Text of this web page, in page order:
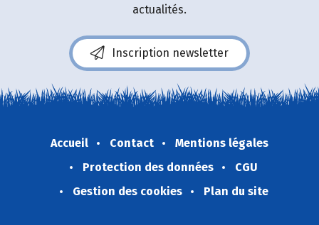
actualités.
Inscription newsletter
Accueil Contact
Mentions légales
Protection des données
CGU
Gestion des cookies
Plan du site